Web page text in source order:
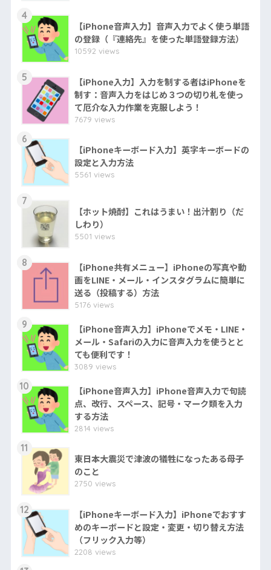
4
【iPhone音声入力】音声入力でよく使う単語
の登録（『連絡先』を使った単語登録方法）
10592 views
5
【iPhone入力】入力を制する者はiPhoneを
制す：音声入力をはじめ３つの切り札を使っ
て厄介な入力作業を克服しよう！
7679 views
6
【iPhoneキーボード入力】英字キーボードの
設定と入力方法
5561 views
7
【ホット焼酎】これはうまい！出汁割り（だ
しわり）
5501 views
8
【iPhone共有メニュー】iPhoneの写真や動
画をLINE・メール・インスタグラムに簡単に
送る（投稿する）方法
5176 views
9
【iPhone音声入力】iPhoneでメモ・LINE・
メール・Safariの入力に音声入力を使うとと
ても便利です！
3089 views
10
【iPhone音声入力】iPhone音声入力で句読
点、改行、スペース、記号・マーク類を入力
する方法
2814 views
11
東日本大震災で津波の犠牲になったある母子
のこと
2750 views
12
【iPhoneキーボード入力】iPhoneでおすす
めのキーボードと設定・変更・切り替え方法
（フリック入力等）
2208 views